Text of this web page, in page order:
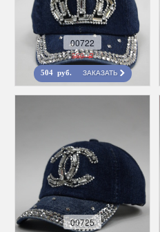
00722
560 r
504 руб. ЗАКАЗАТЬ
00725